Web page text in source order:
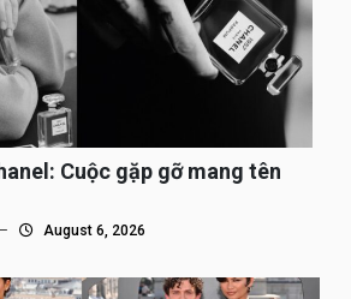
Cuộc gặp gỡ mang tên
August 6, 2026